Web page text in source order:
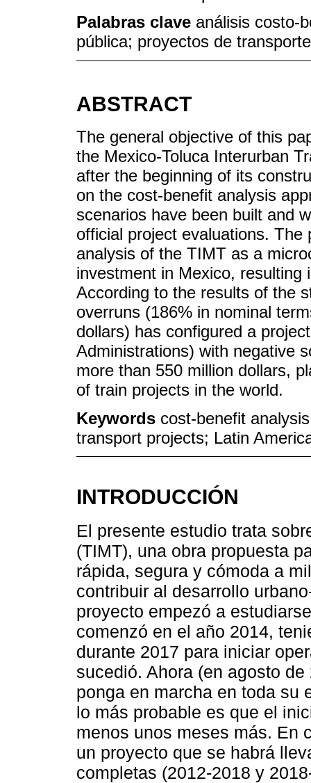
Palabras clave análisis costo-
pública; proyectos de
ABSTRACT
The general objective of this
the Mexico-Toluca Interurban
after the beginning of its
on the cost-benefit analysis
scenarios have been built and
official project evaluations.
analysis of the TIMT as a
investment in Mexico,
According to the results of the
overruns (186% in nominal
dollars) has configured a
Administrations) with negative
more than 550 million dollars,
of train projects in the world.
Keywords cost-benefit
transport projects; Latin
INTRODUCCIÓN
El presente estudio trata
(TIMT), una obra propuesta
rápida, segura y cómoda a
contribuir al desarrollo
proyecto empezó a
comenzó en el año 2014,
durante 2017 para iniciar
sucedió. Ahora (en agosto
ponga en marcha en toda su
lo más probable es que el
menos unos meses más. En
un proyecto que se habrá
completas (2012-2018 y